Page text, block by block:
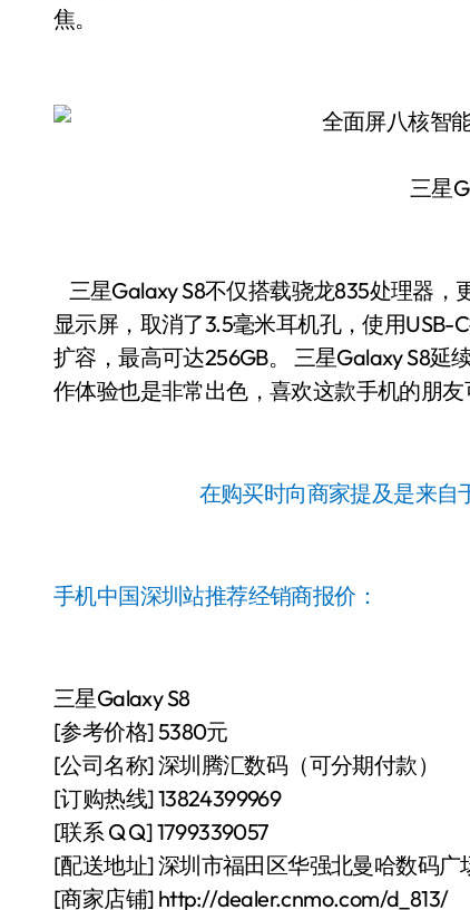
焦。
三星
三星Galaxy S8不仅搭载骁龙835处理器，
显示屏，取消了3.5毫米耳机孔，使用
扩容，最高可达256GB。 三星Galaxy S8
作体验也是非常出色，喜欢这款手机的朋友
在购买时向商家提及是来自
手机中国深圳站推荐经销商报价：
三星Galaxy S8
[参考价格] 5380元
[公司名称] 深圳腾汇数码（可分期付款）
[订购热线] 13824399969
[联系 Q Q] 1799339057
[配送地址] 深圳市福田区华强北曼哈数码
[商家店铺] http://dealer.cnmo.com/d_813/